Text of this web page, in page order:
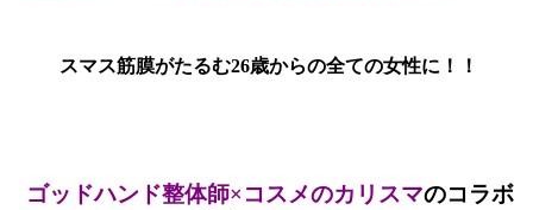
スマス筋膜がたるむ26歳からの全ての女性に！！
ゴッドハンド整体師×コスメのカリスマのコラボ